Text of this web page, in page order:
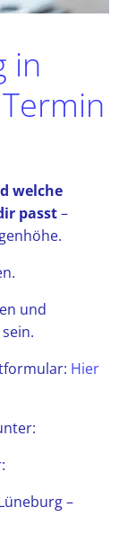
in
welche
passt–
und
Hier
–